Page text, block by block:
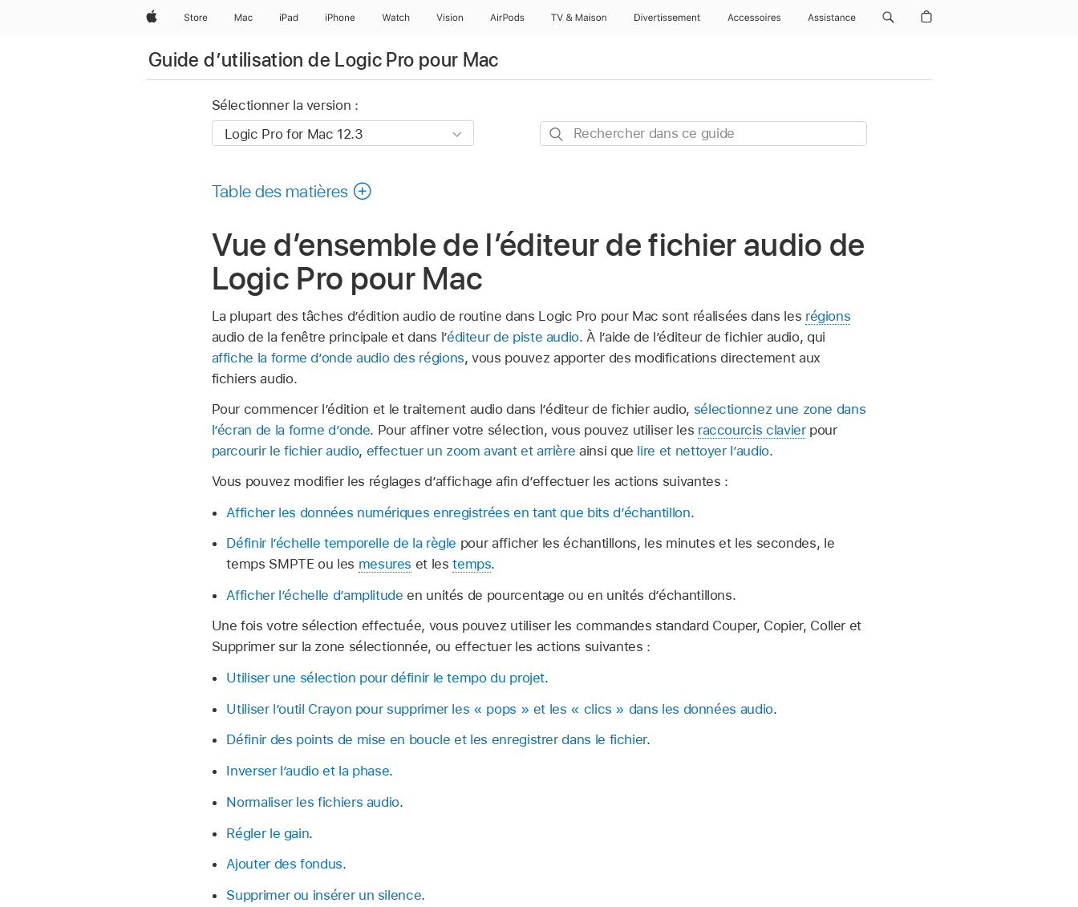
AppleStore Mac iPad iPhone Watch Vision AirPods TV & Maison Divertissements Accessoires Assistance
Guide d’utilisation de Logic Pro pour Mac
Sélectionner la version :
Rechercher
Table des matières
Vue d’ensemble de l’éditeur de fichier audio de
Logic Pro pour Mac
La plupart des tâches d’édition audio de routine dans Logic Pro pour Mac sont réalisées dans les régions
audio de la fenêtre principale et dans l’éditeur de piste audio. À l’aide de l’éditeur de fichier audio, qui
affiche la forme d’onde audio des régions, vous pouvez apporter des modifications directement aux
fichiers audio.
Pour commencer l’édition et le traitement audio dans l’éditeur de fichier audio, sélectionnez une zone dans
l’écran de la forme d’onde. Pour affiner votre sélection, vous pouvez utiliser les raccourcis clavierpour
parcourir le fichier audio, effectuer un zoom avant et arrière ainsi que lire et nettoyer l’audio.
Vous pouvez modifier les réglages d’affichage afin d’effectuer les actions suivantes :
Afficher les données numériques enregistrées en tant que bits d’échantillon.
Définir l’échelle temporelle de la règle pour afficher les échantillons, les minutes et les secondes, le
temps SMPTE ou les mesures et lestemps.
Afficher l’échelle d’amplitude en unités de pourcentage ou en unités d’échantillons.
Une fois votre sélection effectuée, vous pouvez utiliser les commandes standard Couper, Copier, Coller et
Supprimer sur la zone sélectionnée, ou effectuer les actions suivantes :
Utiliser une sélection pour définir le tempo du projet.
Utiliser l’outil Crayon pour supprimer les « pops » et les « clics » dans les données audio.
Définir des points de mise en boucle et les enregistrer dans le fichier.
Inverser l’audio et la phase.
Normaliser les fichiers audio.
Régler le gain.
Ajouter des fondus.
Supprimer ou insérer un silence.